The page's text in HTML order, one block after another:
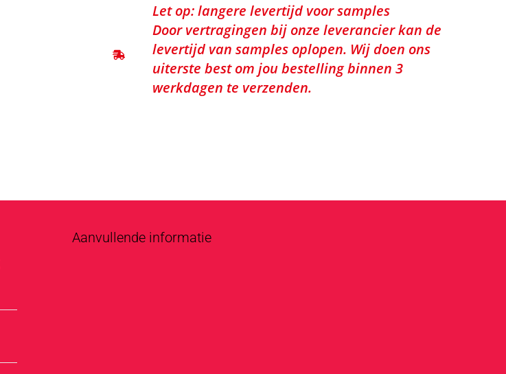
Let op: langere levertijd voor samples
Door vertragingen bij onze leverancier kan de
levertijd van samples oplopen. Wij doen ons
uiterste best om jou bestelling binnen 3
werkdagen te verzenden.
Aanvullende informatie